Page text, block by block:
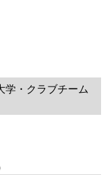
学・クラブチーム